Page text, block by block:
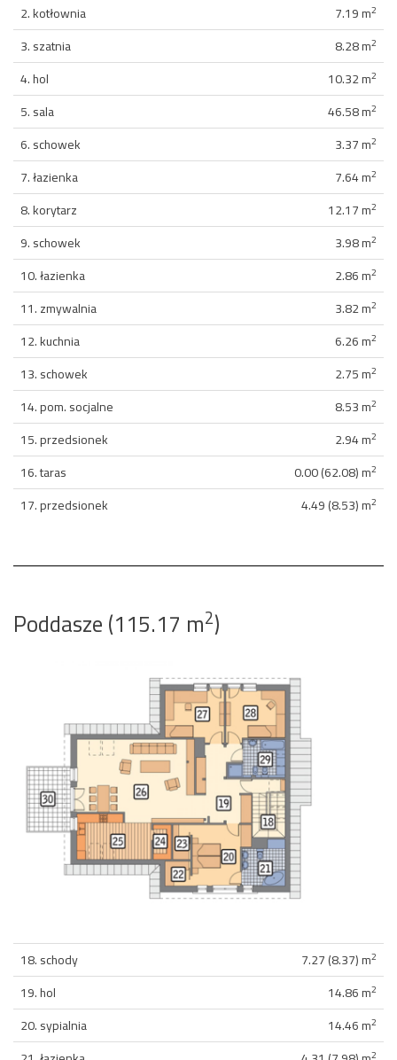
2. kotłownia 7.19 m2
3. szatnia 8.28 m2
4. hol 10.32 m2
5. sala 46.58 m2
6. schowek 3.37 m2
7. łazienka 7.64 m2
8. korytarz 12.17 m2
9. schowek 3.98 m2
10. łazienka 2.86 m2
11. zmywalnia 3.82 m2
12. kuchnia 6.26 m2
13. schowek 2.75 m2
14. pom. socjalne 8.53 m2
15. przedsionek 2.94 m2
16. taras 0.00 (62.08) m2
17. przedsionek 4.49 (8.53) m2
Poddasze (115.17 m2)
18. schody 7.27 (8.37) m2
19. hol 14.86 m2
20. sypialnia 14.46 m2
2